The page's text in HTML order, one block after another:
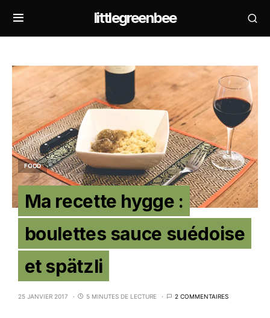
littlegreenbee
FOOD
Ma recette hygge :
boulettes sauce suédoise
et spätzli
25 JANVIER 2017 5 MINUTES DE LECTURE 2 COMMENTAIRES